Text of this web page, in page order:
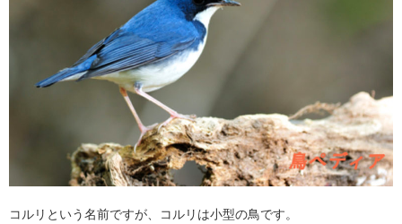
コルリという名前ですが、コルリは小型の鳥です。